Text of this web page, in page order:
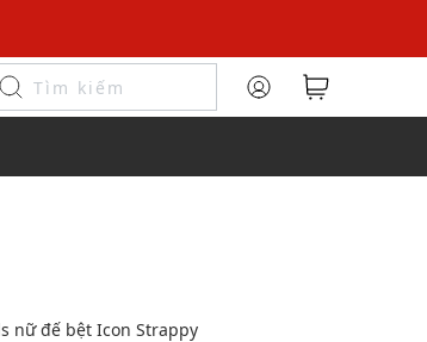
nữ đế bệt Icon Strappy